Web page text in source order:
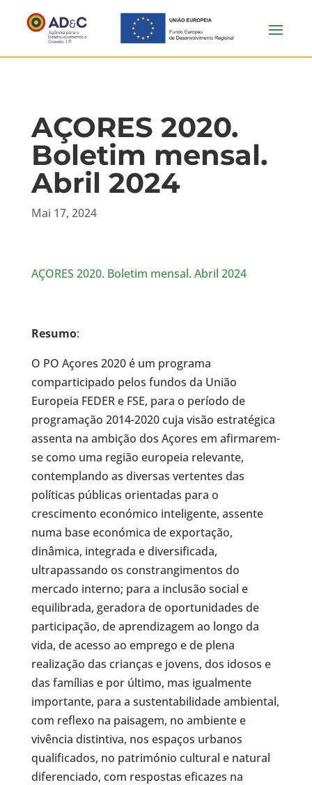
AÇORES 2020.
Boletim mensal.
Abril 2024
Mai 17, 2024
AÇORES 2020. Boletim mensal. Abril 2024
Resumo:
O PO Açores 2020 é um programa
comparticipado pelos fundos da União
Europeia FEDER e FSE, para o período de
programação 2014-2020 cuja visão estratégica
assenta na ambição dos Açores em afirmarem-
se como uma região europeia relevante,
contemplando as diversas vertentes das
políticas públicas orientadas para o
crescimento económico inteligente, assente
numa base económica de exportação,
dinâmica, integrada e diversificada,
ultrapassando os constrangimentos do
mercado interno; para a inclusão social e
equilibrada, geradora de oportunidades de
participação, de aprendizagem ao longo da
vida, de acesso ao emprego e de plena
realização das crianças e jovens, dos idosos e
das famílias e por último, mas igualmente
importante, para a sustentabilidade ambiental,
com reflexo na paisagem, no ambiente e
vivência distintiva, nos espaços urbanos
qualificados, no património cultural e natural
diferenciado, com respostas eficazes na